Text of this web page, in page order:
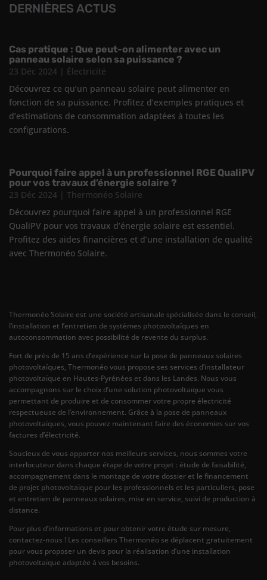
DERNIÈRES ACTUS
Cas pratique : Que peut-on alimenter avec un
panneau solaire selon sa puissance ?
23 Déc 2024 | Électricité
Découvrez ce qu’un panneau solaire peut alimenter en
fonction de sa puissance. Profitez d’exemples pratiques et
d’estimations de consommation adaptées à toutes les
configurations.
Pourquoi faire appel à un professionnel RGE QualiPV
pour vos travaux d’énergie solaire ?
23 Déc 2024 | Thermonéo Solaire
Découvrez pourquoi faire appel à un professionnel RGE
QualiPV pour vos travaux d’énergie solaire est essentiel.
Profitez des aides financières et d’une installation de qualité
avec Thermonéo Solaire.
Thermonéo Solaire est une société artisanale spécialisée dans le conseil,
l’installation et l’entretien de systèmes photovoltaïques en
autoconsommation avec possibilité de revente du surplus.
Fort de près de 15 ans d’expérience sur la pose de panneaux solaires
photovoltaïques, Thermonéo vous propose ses services d’installateur
photovoltaïque en Hautes-Pyrénées et dans les Landes. Nous vous
accompagnons sur le choix d’une solution photovoltaïque vous
permettant de produire et de consommer votre propre électricité
respectueuse de l’environnement. Grâce à la pose de panneaux
photovoltaïques, vous pouvez maintenant faire des économies sur vos
factures d’électricité.
Soucieux de vous apporter nos meilleurs services, nous sommes votre
interlocuteur dans chaque étape de votre projet : étude de faisabilité,
accompagnement dans le montage de votre dossier et le financement
de projet photovoltaïque pour les professionnels et les particuliers, pose
et entretien de panneaux solaires, mise en service, suivi de production à
distance.
Pour plus d’informations et pour obtenir votre étude sur mesure,
contactez-nous ! Les conseillers Thermonéo se déplacent gratuitement
pour vous proposer un devis pour la réalisation d’une installation
photovoltaïque adaptée à vos besoins.